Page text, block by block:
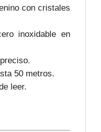
con cristales
inoxidable en
50 metros.
leer.